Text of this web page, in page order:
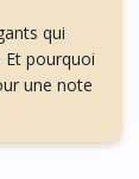
qui
pourquoi
une note